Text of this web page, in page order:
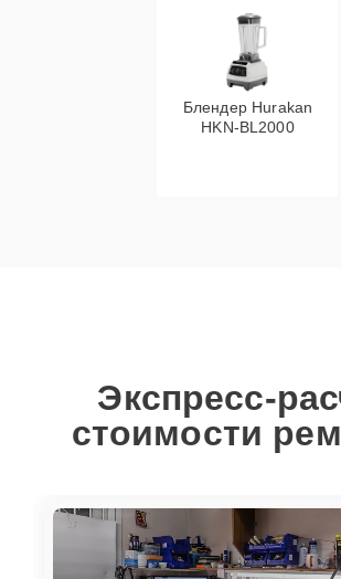
Блендер Hurakan
HKN‑BL2000
Экспресс-
стоимости